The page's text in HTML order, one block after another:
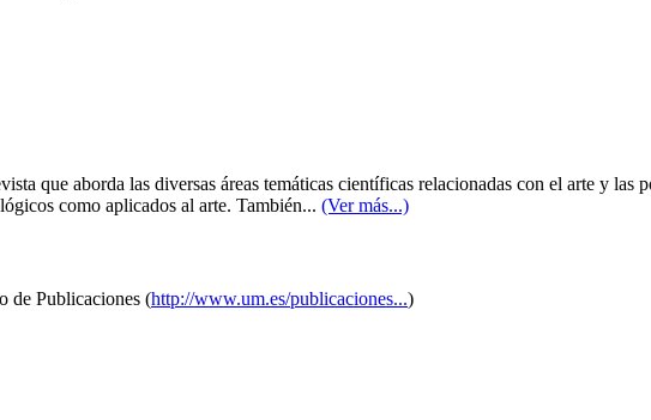
que aborda las diversas áreas temáticas científicas relacionadas con el arte y
como aplicados al arte. También... (Ver más...)
de Publicaciones (http://www.um.es/publicaciones...)